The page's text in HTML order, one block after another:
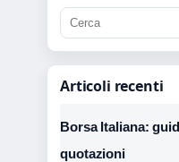
Articoli recenti
Borsa Italiana:
quotazioni